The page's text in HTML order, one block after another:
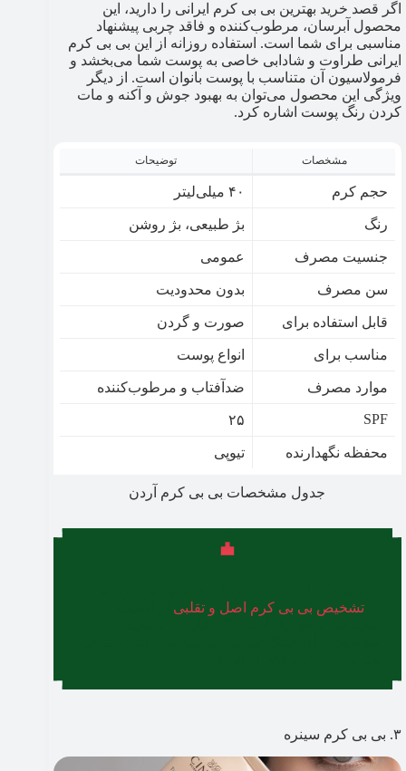
اگر قصد خرید بهترین بی بی کرم ایرانی را دارید، این
محصول آبرسان، مرطوب‌کننده و فاقد چربی پیشنهاد
مناسبی برای شما است. استفاده روزانه از این بی بی کرم
ایرانی طراوت و شادابی خاصی به پوست شما می‌بخشد و
فرمولاسیون آن متناسب با پوست بانوان است. از دیگر
ویژگی این محصول می‌توان به بهبود جوش و آکنه و مات
کردن رنگ پوست اشاره کرد.
مشخصات توضیحات
حجم کرم ۴۰ میلی‌لیتر
رنگ بژ طبیعی، بژ روشن
جنسیت مصرف عمومی
سن مصرف بدون محدودیت
قابل استفاده برای صورت و گردن
مناسب برای انواع پوست
موارد مصرف ضدآفتاب و مرطوب‌کننده
SPF ۲۵
محفظه نگهدارنده تیوپی
جدول مشخصات بی بی کرم آردن
تشخیص بی بی کرم اصل و تقلبی
۳. بی بی کرم سینره